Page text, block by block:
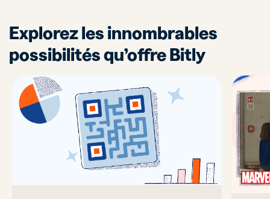
Explorez les innombrables
possibilités qu’offre Bitly